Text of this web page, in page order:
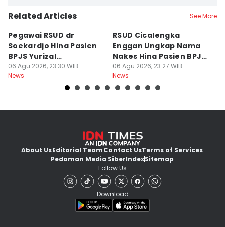
Related Articles See More
Pegawai RSUD dr
Soekardjo Hina Pasien
BPJS Yurizal
Mengundurkan Diri
06 Agu 2026, 23:30 WIB
News
RSUD Cicalengka
Enggan Ungkap Nama
Nakes Hina Pasien BPJS
Yurizal
06 Agu 2026, 23:27 WIB
News
About UsEditorial TeamContact UsTerms of Services
Pedoman Media SiberIndexSitemap
Follow Us
Download